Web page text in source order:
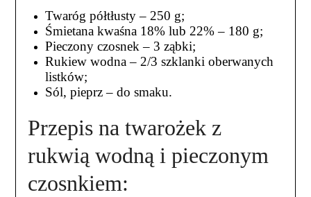
Twaróg półtłusty – 250 g;
Śmietana kwaśna 18% lub 22% – 180 g;
Pieczony czosnek – 3 ząbki;
Rukiew wodna – 2/3 szklanki oberwanych
listków;
Sól, pieprz – do smaku.
Przepis na twarożek z
rukwią wodną i pieczonym
czosnkiem: